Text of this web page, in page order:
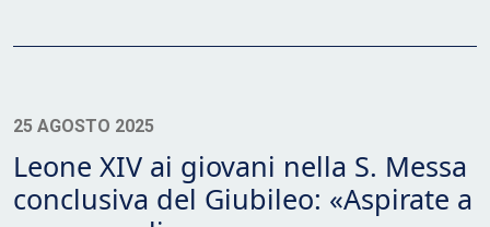
25 AGOSTO 2025
Leone XIV ai giovani nella S. Messa
conclusiva del Giubileo: «Aspirate a